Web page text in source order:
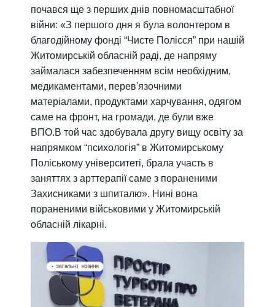
почався ще з перших днів повномасштабної
війни: «З першого дня я була волонтером в
благодійному фонді “Чисте Полісся” при нашій
Житомирській обласній раді, де напряму
займалася забезпеченням всім необхідним,
медикаментами, перев'язочними
матеріалами, продуктами харчування, одягом
саме на фронт, на громади, де були вже
ВПО.В той час здобувала другу вищу освіту за
напрямком “психологія” в Житомирському
Поліському університеті, брала участь в
заняттях з арттерапії саме з пораненими
Захисниками з шпиталю». Нині вона
пораненими військовими у Житомирській
обласній лікарні.